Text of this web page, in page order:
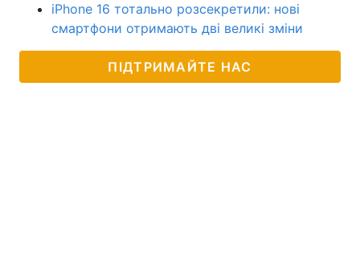
iPhone 16 тотально розсекретили: нові
смартфони отримають дві великі зміни
ПІДТРИМАЙТЕ НАС